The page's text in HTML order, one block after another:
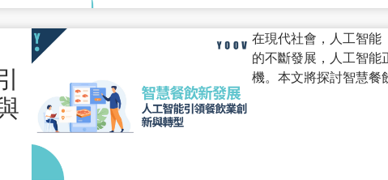
在現代社會，人工智能
的不斷發展，人工智能
機。本文將探討智慧餐